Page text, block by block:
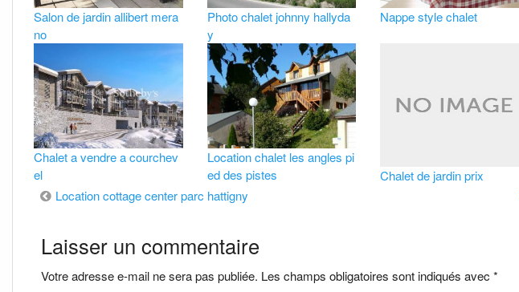
Salon de jardin allibert mera
no
Photo chalet johnny hallyda
y
Nappe style chalet
Chalet a vendre a courchev
el
Location chalet les angles pi
ed des pistes
Chalet de jardin prix
Navigation
de
l’article
Location cottage center parc hattigny
Laisser un commentaire
Votre adresse e-mail ne sera pas publiée. Les champs obligatoires sont indiqués avec *